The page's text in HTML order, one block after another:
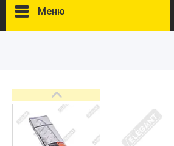
Меню
Запчастини для автомобілів
Daewoo,Chevrolet
Високовольтні дроти
Гальмівна трубка WP